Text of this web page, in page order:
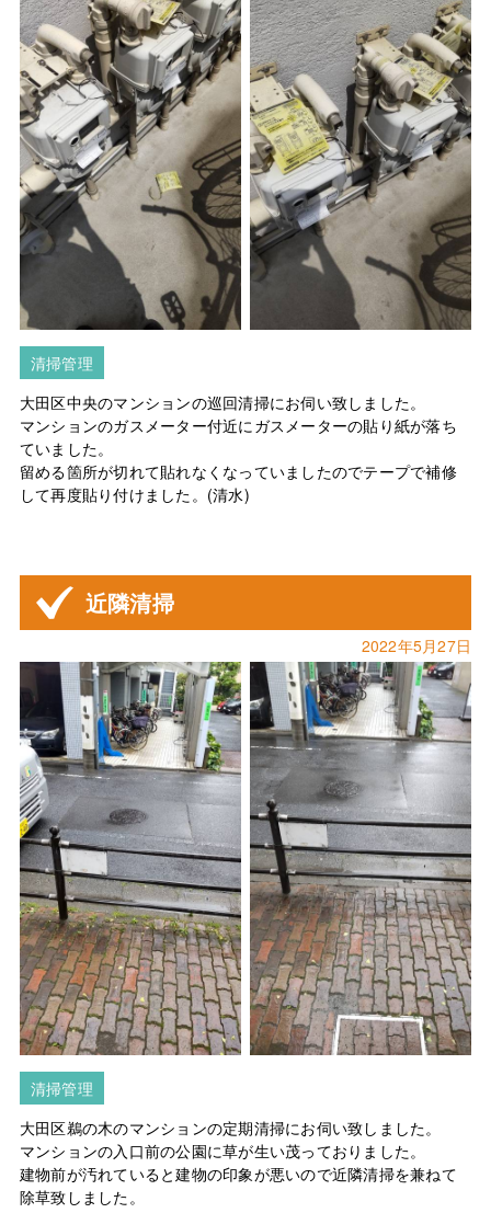
清掃管理
大田区中央のマンションの巡回清掃にお伺い致しました。
マンションのガスメーター付近にガスメーターの貼り紙が落ち
ていました。
留める箇所が切れて貼れなくなっていましたのでテープで補修
して再度貼り付けました。(清水)
近隣清掃
2022年5月27日
清掃管理
大田区鵜の木のマンションの定期清掃にお伺い致しました。
マンションの入口前の公園に草が生い茂っておりました。
建物前が汚れていると建物の印象が悪いので近隣清掃を兼ねて
除草致しました。